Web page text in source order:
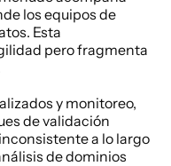
los equipos de
Esta
pero fragmenta
y monitoreo,
de validación
a lo largo
de dominios